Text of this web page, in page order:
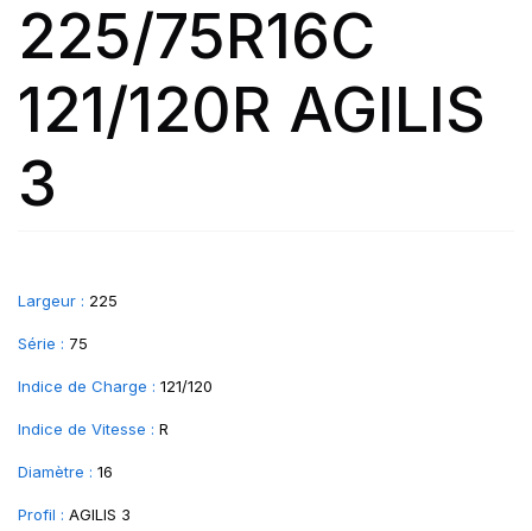
225/75R16C
121/120R AGILIS
3
Largeur : 225
Série : 75
Indice de Charge : 121/120
Indice de Vitesse : R
Diamètre : 16
Profil : AGILIS 3